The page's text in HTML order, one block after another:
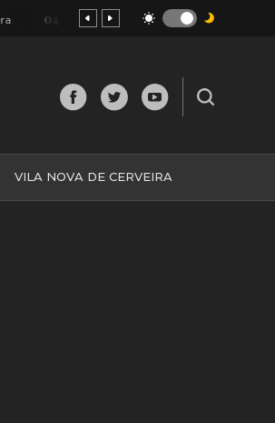
Monção: Comprar copo na Feira do 27 pode dar
VILA NOVA DE CERVEIRA